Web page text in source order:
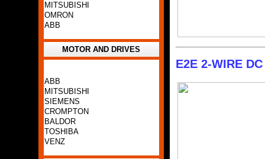
MITSUBISHI
OMRON
ABB
MOTOR AND DRIVES
ABB
MITSUBISHI
SIEMENS
CROMPTON
BALDOR
TOSHIBA
VENZ
E2E 2-WIRE